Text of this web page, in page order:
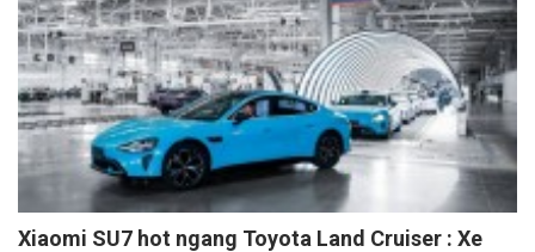
Xiaomi SU7 hot ngang Toyota Land Cruiser : Xe